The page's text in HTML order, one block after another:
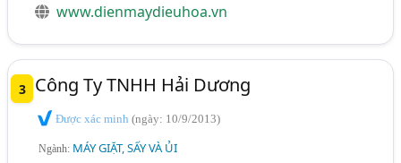
www.dienmaydieuhoa.vn
3 Công Ty TNHH Hải Dương
Được xác minh(ngày: 10/9/2013)
Ngành: MÁY GIẶT, SẤY VÀ ỦI